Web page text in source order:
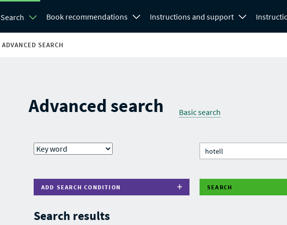
Search Book recommendations Instructions and support
ADVANCED SEARCH
Advanced search Basic search
ADD SEARCH CONDITION SEARCH
Search results